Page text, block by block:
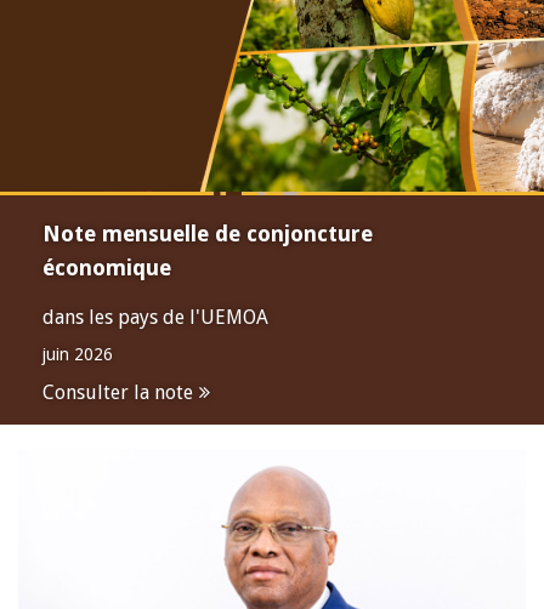
Note mensuelle de conjoncture
économique
dans les pays de l'UEMOA
juin 2026
Consulter la note